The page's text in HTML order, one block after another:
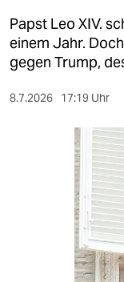
gesellschaft
kultur
wahrheit
Papst Leo XIV.
einem Jahr.
gegen Trump,
8.7.2026 17:19 Uhr